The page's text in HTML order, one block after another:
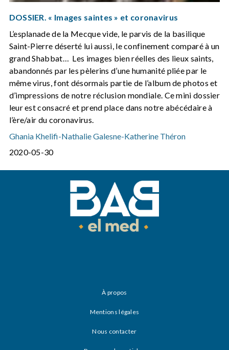
DOSSIER. « Images saintes » et coronavirus
L’esplanade de la Mecque vide, le parvis de la basilique
Saint-Pierre déserté lui aussi, le confinement comparé à un
grand Shabbat… Les images bien réelles des lieux saints,
abandonnés par les pèlerins d’une humanité pliée par le
même virus, font désormais partie de l’album de photos et
d’impressions de notre réclusion mondiale. Ce mini dossier
leur est consacré et prend place dans notre abécédaire à
l’ère/air du coronavirus.
Ghania Khelifi-Nathalie Galesne-Katherine Théron
2020-05-30
À propos
Mentions légales
Nous contacter